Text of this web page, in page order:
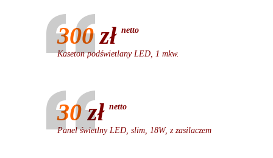
300zł netto
Kaseton podświetlany LED, 1 mkw.
30zł netto
Panel świetlny LED, slim, 18W, z zasilaczem